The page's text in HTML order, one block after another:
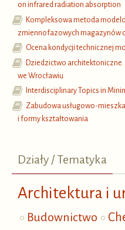
on infrared radiation absorption
Kompleksowa metoda
zmiennofazowych magazynów
Ocena kondycji technicznej
Dziedzictwo architektoniczne.
we Wrocławiu
Interdisciplinary Topics in
Zabudowa usługowo-
i formy kształtowania
Działy / Tematyka
Architektura i
Budownictwo